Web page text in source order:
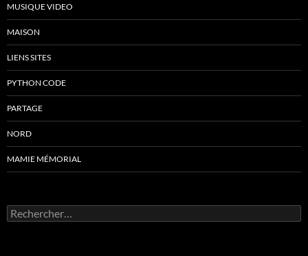
MUSIQUE VIDEO
MAISON
LIENS SITES
PYTHON CODE
PARTAGE
NORD
MAMIE MÉMORIAL
Rechercher :